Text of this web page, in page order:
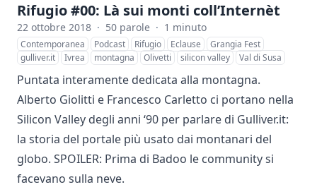
Rifugio #00: Là sui monti coll’Internèt
22 ottobre 2018 · 50 parole · 1 minuto
Contemporanea Podcast Rifugio Eclause
Grangia Fest
gulliver.it
Ivrea montagna Olivetti silicon valley Val di Susa
Puntata interamente dedicata alla montagna.
Alberto Giolitti e Francesco Carletto ci portano nella
Silicon Valley degli anni ‘90 per parlare di Gulliver.it:
la storia del portale più usato dai montanari del
globo. SPOILER: Prima di Badoo le community si
facevano sulla neve.